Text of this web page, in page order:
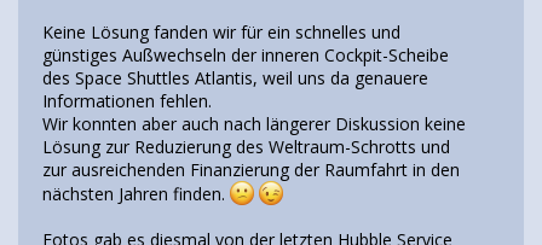
Keine Lösung fanden wir für ein schnelles und
günstiges Außwechseln der inneren Cockpit-Scheibe
des Space Shuttles Atlantis, weil uns da genauere
Informationen fehlen.
Wir konnten aber auch nach längerer Diskussion keine
Lösung zur Reduzierung des Weltraum-Schrotts und
zur ausreichenden Finanzierung der Raumfahrt in den
nächsten Jahren finden.
Fotos gab es diesmal von der letzten Hubble Service